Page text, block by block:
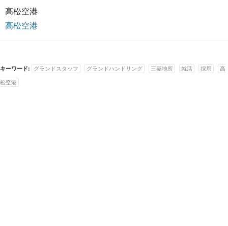
高松空港
高松空港
キーワード: グランドスタッフ グランドハンドリング 三菱地所 就活 採用 高
松空港